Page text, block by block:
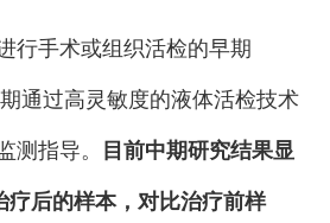
行手术或组织活检的早期
通过高灵敏度的液体活检技术
测指导。 目前中期研究结果显
疗后的样本，对比治疗前样